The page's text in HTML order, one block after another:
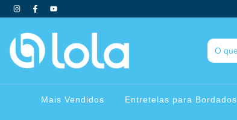
Mais Vendidos Entretelas para Bordados